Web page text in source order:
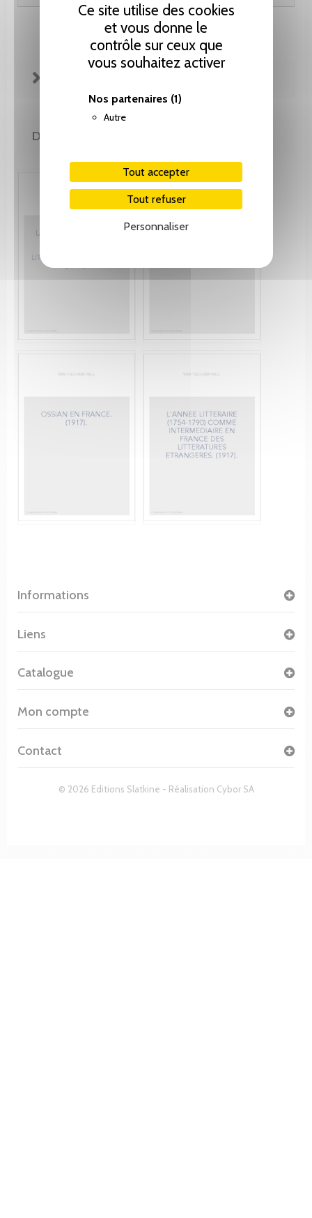
Ce site utilise des cookies
et vous donne le
contrôle sur ceux que
vous souhaitez activer
Nos partenaires (1)
Autre
Tout accepter
Tout refuser
Personnaliser
DE MÊME AUTEUR(E)
Informations
© 2026 Editions Slatkine - Réalisation Cybor SA
Liens
Catalogue
Mon compte
Contact